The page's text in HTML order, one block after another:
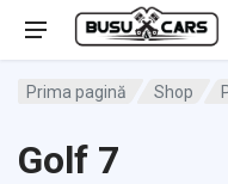
Prima pagină Shop
Golf 7